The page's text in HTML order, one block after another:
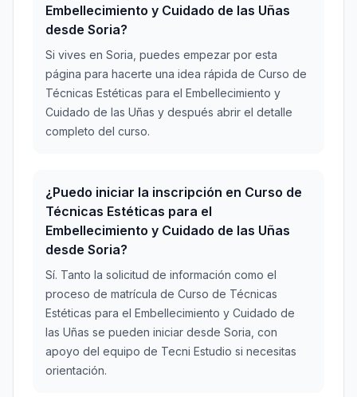
Embellecimiento y Cuidado de las Uñas
desde Soria?
Si vives en Soria, puedes empezar por esta
página para hacerte una idea rápida de Curso de
Técnicas Estéticas para el Embellecimiento y
Cuidado de las Uñas y después abrir el detalle
completo del curso.
¿Puedo iniciar la inscripción en Curso de
Técnicas Estéticas para el
Embellecimiento y Cuidado de las Uñas
desde Soria?
Sí. Tanto la solicitud de información como el
proceso de matrícula de Curso de Técnicas
Estéticas para el Embellecimiento y Cuidado de
las Uñas se pueden iniciar desde Soria, con
apoyo del equipo de Tecni Estudio si necesitas
orientación.